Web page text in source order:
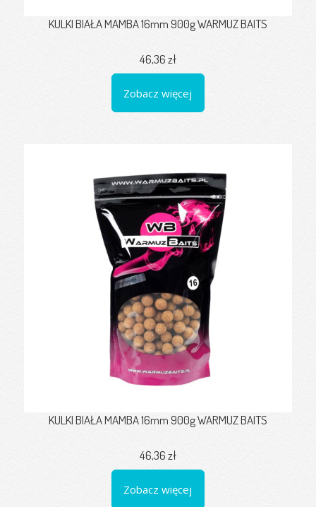
KULKI BIAŁA MAMBA 16mm 900g WARMUZ BAITS
46,36 zł
Zobacz więcej
KULKI BIAŁA MAMBA 16mm 900g WARMUZ BAITS
46,36 zł
Zobacz więcej